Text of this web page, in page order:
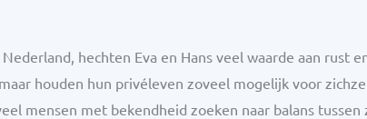
hechten Eva en Hans veel waarde aan rust
houden hun privéleven zoveel mogelijk voor
mensen met bekendheid zoeken naar balans tussen